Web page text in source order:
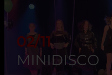
02/11
MINIDISCO